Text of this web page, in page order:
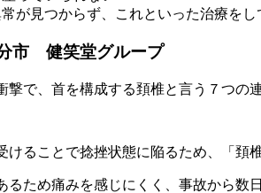
が見つからず、これといった治療をし
市 健笑堂グループ
で、首を構成する頚椎と言う７つの
ることで捻挫状態に陥るため、「頚
ため痛みを感じにくく、事故から数